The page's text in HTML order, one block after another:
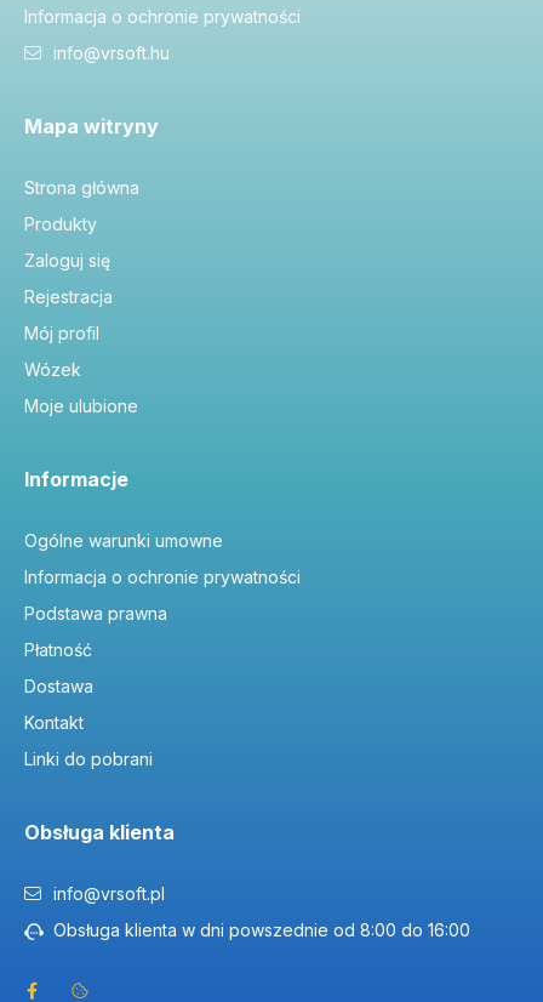
Informacja o ochronie prywatności
info@vrsoft.hu
Mapa witryny
Strona główna
Produkty
Zaloguj się
Rejestracja
Mój profil
Wózek
Moje ulubione
Informacje
Ogólne warunki umowne
Informacja o ochronie prywatności
Podstawa prawna
Płatność
Dostawa
Kontakt
Linki do pobrani
Obsługa klienta
info@vrsoft.pl
Obsługa klienta w dni powszednie od 8:00 do 16:00